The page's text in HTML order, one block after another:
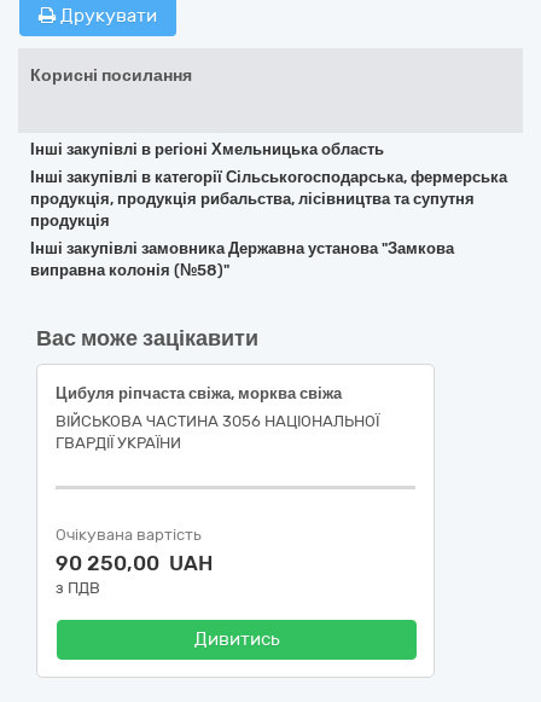
Друкувати
Корисні посилання
Інші закупівлі в регіоні Хмельницька область
Інші закупівлі в категорії Сільськогосподарська, фермерська
продукція, продукція рибальства, лісівництва та супутня
продукція
Інші закупівлі замовника Державна установа "Замкова
виправна колонія (№58)"
Вас може зацікавити
Цибуля ріпчаста свіжа, морква свіжа
ВІЙСЬКОВА ЧАСТИНА 3056 НАЦІОНАЛЬНОЇ
ГВАРДІЇ УКРАЇНИ
Очікувана вартість
90 250,00 UAH
з ПДВ
Дивитись